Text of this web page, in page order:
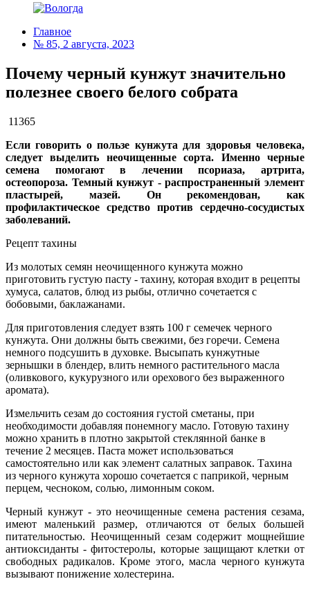
Главное
№ 85, 2 августа, 2023
Почему черный кунжут значительно
полезнее своего белого собрата
11365
Если говорить о пользе кунжута для здоровья человека,
следует выделить неочищенные сорта. Именно черные
семена помогают в лечении псориаза, артрита,
остеопороза. Темный кунжут - распространенный элемент
пластырей, мазей. Он рекомендован, как
профилактическое средство против сердечно-сосудистых
заболеваний.
Рецепт тахины
Из молотых семян неочищенного кунжута можно
приготовить густую пасту - тахину, которая входит в рецепты
хумуса, салатов, блюд из рыбы, отлично сочетается с
бобовыми, баклажанами.
Для приготовления следует взять 100 г семечек черного
кунжута. Они должны быть свежими, без горечи. Семена
немного подсушить в духовке. Высыпать кунжутные
зернышки в блендер, влить немного растительного масла
(оливкового, кукурузного или орехового без выраженного
аромата).
Измельчить сезам до состояния густой сметаны, при
необходимости добавляя понемногу масло. Готовую тахину
можно хранить в плотно закрытой стеклянной банке в
течение 2 месяцев. Паста может использоваться
самостоятельно или как элемент салатных заправок. Тахина
из черного кунжута хорошо сочетается с паприкой, черным
перцем, чесноком, солью, лимонным соком.
Черный кунжут - это неочищенные семена растения сезама,
имеют маленький размер, отличаются от белых большей
питательностью. Неочищенный сезам содержит мощнейшие
антиоксиданты - фитостеролы, которые защищают клетки от
свободных радикалов. Кроме этого, масла черного кунжута
вызывают понижение холестерина.